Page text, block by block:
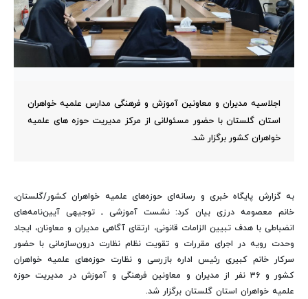
اجلاسیه مدیران و معاونین آموزش و فرهنگی مدارس علمیه خواهران
استان گلستان با حضور مسئولانی از مرکز مدیریت حوزه های علمیه
خواهران کشور برگزار شد.
به گزارش پایگاه خبری و رسانه‌ای حوزه‌های علمیه خواهران کشور/گلستان،
خانم معصومه درزی بیان کرد: نشست آموزشی ـ توجیهی آیین‌نامه‌های
انضباطی با هدف تبیین الزامات قانونی، ارتقای آگاهی مدیران و معاونان، ایجاد
وحدت رویه در اجرای مقررات و تقویت نظام نظارت درون‌سازمانی با حضور
سرکار خانم کبیری رئیس اداره بازرسی و نظارت حوزه‌های علمیه خواهران
کشور و ۳۶ نفر از مدیران و معاونین فرهنگی و آموزش در مدیریت حوزه
علمیه خواهران استان گلستان برگزار شد.